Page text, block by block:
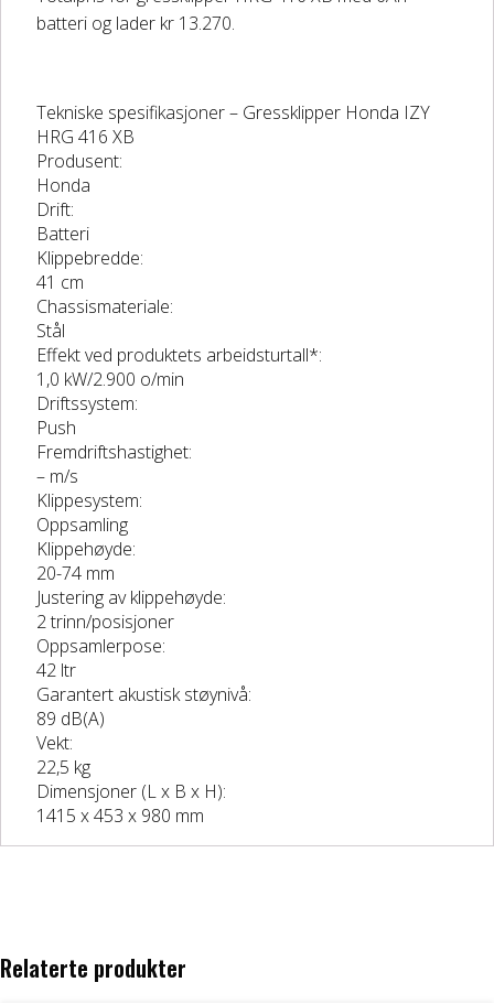
batteri og lader kr 13.270.
Tekniske spesifikasjoner – Gressklipper Honda IZY
HRG 416 XB
Produsent:
Honda
Drift:
Batteri
Klippebredde:
41 cm
Chassismateriale:
Stål
Effekt ved produktets arbeidsturtall*:
1,0 kW/2.900 o/min
Driftssystem:
Push
Fremdriftshastighet:
– m/s
Klippesystem:
Oppsamling
Klippehøyde:
20-74 mm
Justering av klippehøyde:
2 trinn/posisjoner
Oppsamlerpose:
42 ltr
Garantert akustisk støynivå:
89 dB(A)
Vekt:
22,5 kg
Dimensjoner (L x B x H):
1415 x 453 x 980 mm
Relaterte produkter